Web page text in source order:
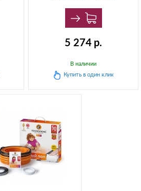
5 274 р.
В наличии
Купить водин клик